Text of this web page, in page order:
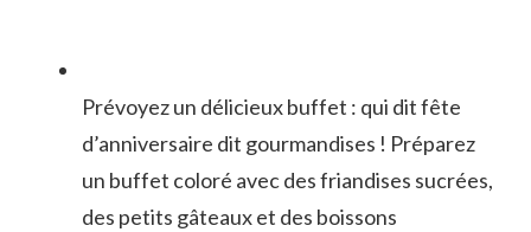
Prévoyez un délicieux⁢ buffet : qui​ dit fête
d’anniversaire dit gourmandises !⁣ Préparez
‍un ‍buffet coloré avec des friandises ‌sucrées,
des petits gâteaux et des⁢ boissons